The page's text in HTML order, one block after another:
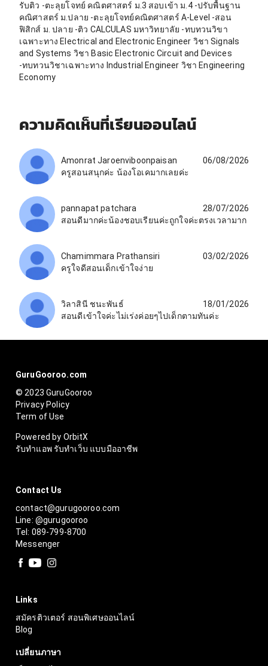
รับติว -ตะลุยโจทย์ คณิตศาสตร์ ม.3 สอบเข้า ม.4 -ปรับพื้นฐาน
คณิศาสตร์ ม.ปลาย -ตะลุยโจทย์คณิตศาสตร์ A-Level -สอน
ฟิสิกส์ ม. ปลาย -ติว CALCULAS มหาวิทยาลัย -ทบทวนวิขา
เฉพาะทาง Electrical and Electronic Engineer วิชา Signals
and Systems วิชา Basic Electronic Circuit and Devices
-ทบทวนวิชาเฉพาะทาง Industrial Engineer วิชา Engineering
Economy
ความคิดเห็นที่เรียนออนไลน์
Amonrat Jaroenviboonpaisan
06/08/2026
ครูสอนสนุกค่ะ น้องโอเคมากเลยค่ะ
pannapat patchara
28/07/2026
สอนดีมากค่ะน้องชอบเรียนค่ะถูกใจค่ะตรงเวลามาก
Chamimmara Prathansiri
03/02/2026
ครูใจดีสอนเด็กเข้าใจง่าย
วิลาสินี ชนะพันธ์
18/01/2026
สอนดีเข้าใจ​ค่ะ​ไม่เร่งค่อยๆไปเด็กตามทันค่ะ
GuruGooroo.com
© 2023 GuruGooroo
Privacy Policy
Term of Use
Powered by OrbitX
รับทำแอพ รับทำเว็บ แบบมืออาชีพ
Contact Us
contact@gurugooroo.com
Line: @gurugooroo
Tel: 089-799-8700
Messenger
Links
สมัครติวเตอร์ สอนพิเศษออนไลน์
Blog
เปลี่ยนภาษา